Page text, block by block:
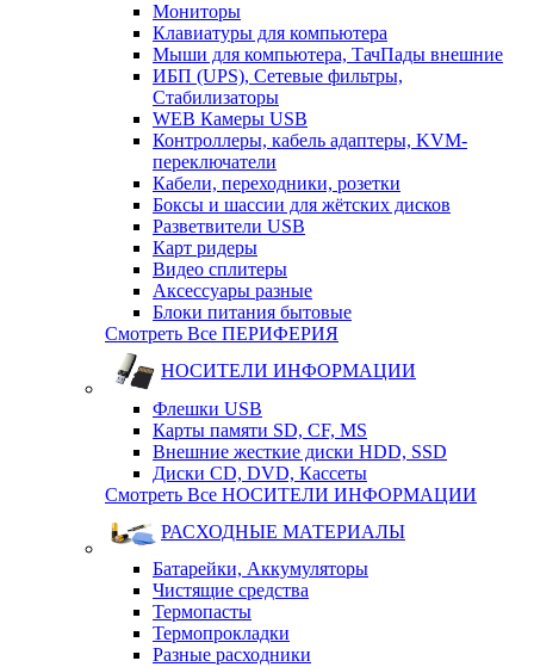
Мониторы
Клавиатуры для компьютера
Мыши для компьютера, ТачПады внешние
ИБП (UPS), Cетевые фильтры,
Cтабилизаторы
WEB Камеры USB
Контроллеры, кабель адаптеры, KVM-
переключатели
Кабели, переходники, розетки
Боксы и шассии для жётских дисков
Разветвители USB
Карт ридеры
Видео сплитеры
Аксессуары разные
Блоки питания бытовые
Смотреть Все ПЕРИФЕРИЯ
НОСИТЕЛИ ИНФОРМАЦИИ
Флешки USB
Карты памяти SD, CF, MS
Внешние жесткие диски HDD, SSD
Диски CD, DVD, Кассеты
Смотреть Все НОСИТЕЛИ ИНФОРМАЦИИ
РАСХОДНЫЕ МАТЕРИАЛЫ
Батарейки, Аккумуляторы
Чистящие средства
Термопасты
Термопрокладки
Разные расходники